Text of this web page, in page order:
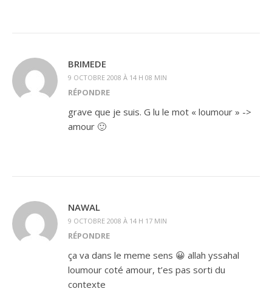
BRIMEDE
9 OCTOBRE 2008 À 14 H 08 MIN
RÉPONDRE
grave que je suis. G lu le mot « loumour » ->
amour 🙂
NAWAL
9 OCTOBRE 2008 À 14 H 17 MIN
RÉPONDRE
ça va dans le meme sens 😀 allah yssahal
loumour coté amour, t’es pas sorti du
contexte